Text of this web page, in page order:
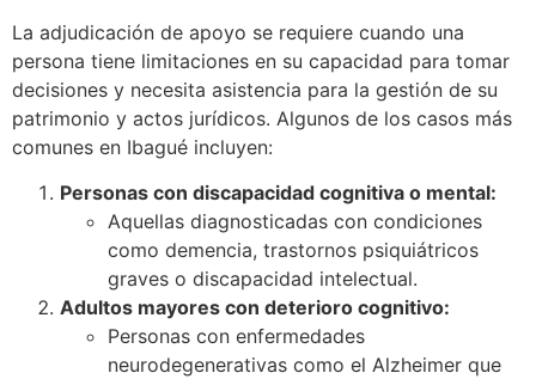
La adjudicación de apoyo se requiere cuando una
persona tiene limitaciones en su capacidad para tomar
decisiones y necesita asistencia para la gestión de su
patrimonio y actos jurídicos. Algunos de los casos más
comunes en Ibagué incluyen:
Personas con discapacidad cognitiva o mental:
Aquellas diagnosticadas con condiciones
como demencia, trastornos psiquiátricos
graves o discapacidad intelectual.
Adultos mayores con deterioro cognitivo:
Personas con enfermedades
neurodegenerativas como el Alzheimer que